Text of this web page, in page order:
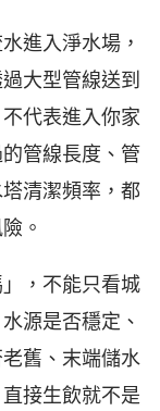
進入淨水場，
大型管線送到
代表進入你家
管線長度、管
清潔頻率，都
。
，不能只看城
源是否穩定、
舊、末端儲水
接生飲就不是